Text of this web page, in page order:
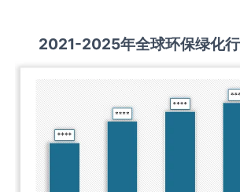
2021-2025年全球环保绿化